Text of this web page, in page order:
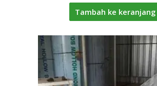
Tambah ke keranjang